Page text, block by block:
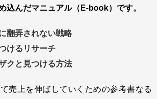
込んだマニュアル（E-book）です。
翻弄されない戦略
けるリサーチ
クと見つける方法
売上を伸ばしていくための参考書なる